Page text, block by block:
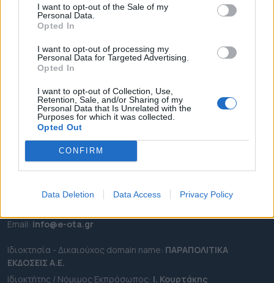
I want to opt-out of the Sale of my
Personal Data.
Opted In
I want to opt-out of processing my
Personal Data for Targeted Advertising.
Opted In
I want to opt-out of Collection, Use,
Retention, Sale, and/or Sharing of my
Personal Data that Is Unrelated with the
Purposes for which it was collected.
Opted Out
CONFIRM
Data Deletion Data Access Privacy Policy
ΡΟΗ ΕΙΔΗΣΕΩΝ
ΕΠΙΚΑΙΡΟΤΗΤΑ
ΠΕΡΙΦΕΡΕΙΕΣ
OTA LEAKS
ΣΥΝΕΝΤΕΥΞΕΙΣ
ΑΠΟΨΕΙΣ
ΠΡΟΣΛΗΨΕΙΣ
e-ota.gr | Ταυτότητα
Καλλιθέα Αττικής
Εmail: info@e-ota.gr
Ιδιοκτησία - Δικαιούχος domain name: ΠΑΡΑΠΟΛΙΤΙΚΑ
ΕΚΔΟΣΕΙΣ A.E.
Ιδιοκτήτης / Νόμιμος Εκπρόσωπος: Ι. Κουρτάκης